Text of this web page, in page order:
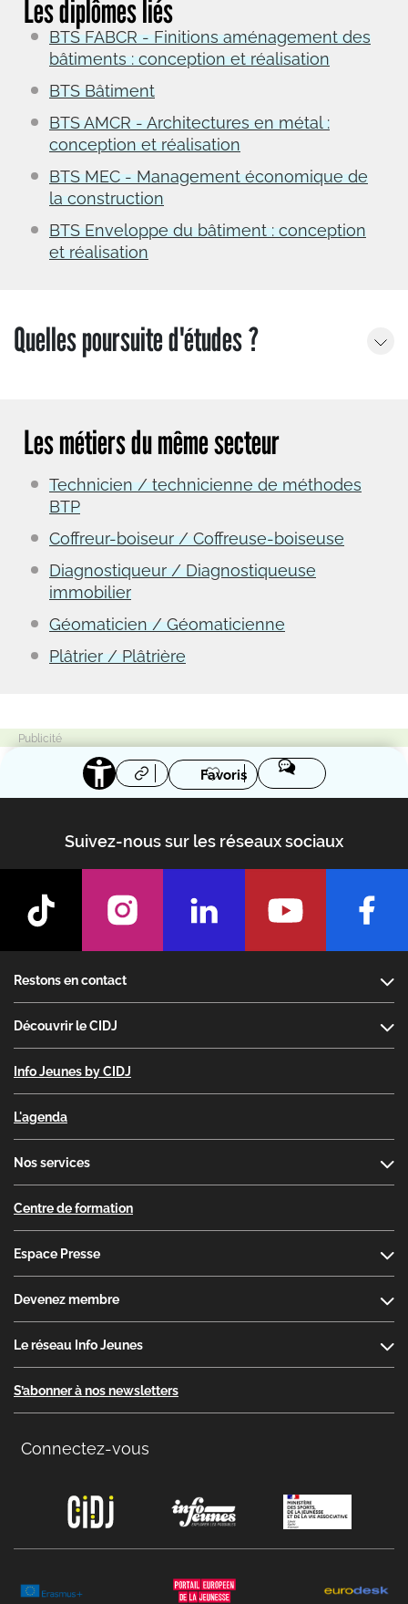
Les diplômes liés
BTS FABCR - Finitions aménagement des
bâtiments : conception et réalisation
BTS Bâtiment
BTS AMCR - Architectures en métal :
conception et réalisation
BTS MEC - Management économique de
la construction
BTS Enveloppe du bâtiment : conception
et réalisation
Quelles poursuite d'études ?
Les métiers du même secteur
Technicien / technicienne de méthodes
BTP
Coffreur-boiseur / Coffreuse-boiseuse
Diagnostiqueur / Diagnostiqueuse
immobilier
Géomaticien / Géomaticienne
Plâtrier / Plâtrière
Favoris
Suivez-nous sur les réseaux sociaux
Restons en contact
Découvrir le CIDJ
Info Jeunes by CIDJ
L'agenda
Nos services
Centre de formation
Espace Presse
Devenez membre
Le réseau Info Jeunes
S’abonner à nos newsletters
Connectez-vous